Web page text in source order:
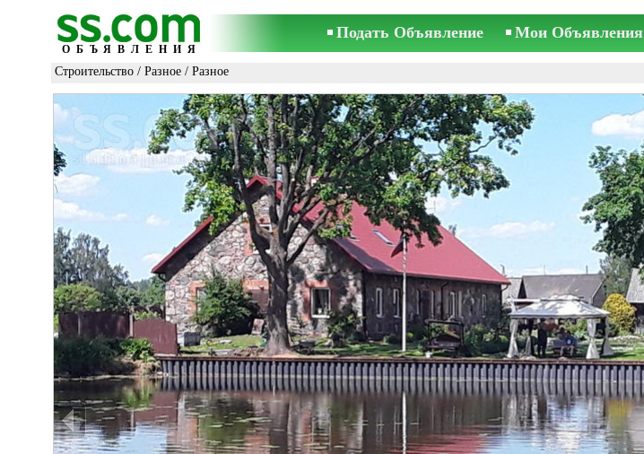
ОБЪЯВЛЕНИЯ
Подать Объявление Мои Объявления
Строительство / Разное / Разное